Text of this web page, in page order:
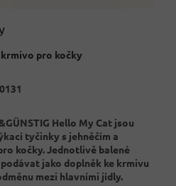
pro kočky
Hello My Cat jsou
tyčinky s jehněčím a
kočky. Jednotlivě balené
jako doplněk ke krmivu
mezi hlavními jídly.